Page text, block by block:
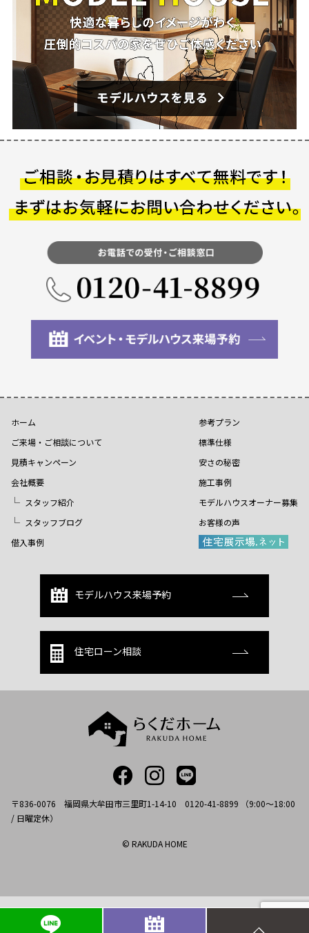
ホーム
ご来場・ご相談について
見積キャンペーン
会社概要
スタッフ紹介
スタッフブログ
借入事例
参考プラン
標準仕様
安さの秘密
施工事例
モデルハウスオーナー募集
お客様の声
モデルハウス来場予約
住宅ローン相談
〒836-0076 福岡県大牟田市三里町1-14-10 0120-41-8899 （9:00～18:00
/ 日曜定休）
© RAKUDA HOME